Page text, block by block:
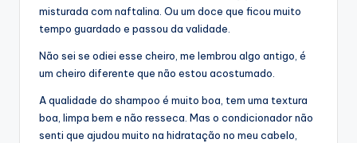
misturada com naftalina. Ou um doce que ficou muito
tempo guardado e passou da validade.
Não sei se odiei esse cheiro, me lembrou algo antigo, é
um cheiro diferente que não estou acostumado.
A qualidade do shampoo é muito boa, tem uma textura
boa, limpa bem e não resseca. Mas o condicionador não
senti que ajudou muito na hidratação no meu cabelo,